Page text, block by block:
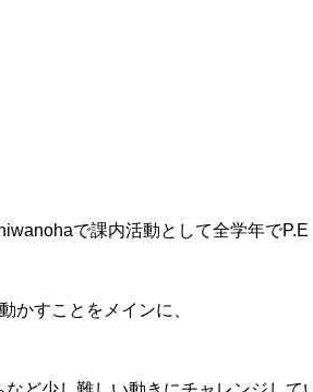
で課内活動として全学年でP.E
かすことをメインに、